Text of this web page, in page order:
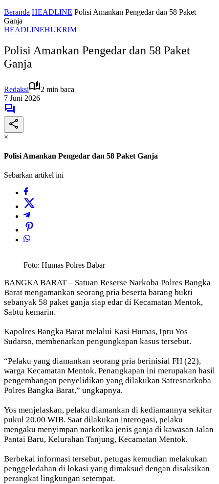
Beranda HEADLINE Polisi Amankan Pengedar dan 58 Paket
Ganja
HEADLINEHUKRIM
Polisi Amankan Pengedar dan 58 Paket
Ganja
Redaksi
2 min baca
7 Juni 2026
×
Polisi Amankan Pengedar dan 58 Paket Ganja
Sebarkan artikel ini
Foto: Humas Polres Babar
BANGKA BARAT – Satuan Reserse Narkoba Polres Bangka
Barat mengamankan seorang pria beserta barang bukti
sebanyak 58 paket ganja siap edar di Kecamatan Mentok,
Sabtu kemarin.
Kapolres Bangka Barat melalui Kasi Humas, Iptu Yos
Sudarso, membenarkan pengungkapan kasus tersebut.
“Pelaku yang diamankan seorang pria berinisial FH (22),
warga Kecamatan Mentok. Penangkapan ini merupakan hasil
pengembangan penyelidikan yang dilakukan Satresnarkoba
Polres Bangka Barat,” ungkapnya.
Yos menjelaskan, pelaku diamankan di kediamannya sekitar
pukul 20.00 WIB. Saat dilakukan interogasi, pelaku
mengaku menyimpan narkotika jenis ganja di kawasan Jalan
Pantai Baru, Kelurahan Tanjung, Kecamatan Mentok.
Berbekal informasi tersebut, petugas kemudian melakukan
penggeledahan di lokasi yang dimaksud dengan disaksikan
perangkat lingkungan setempat.